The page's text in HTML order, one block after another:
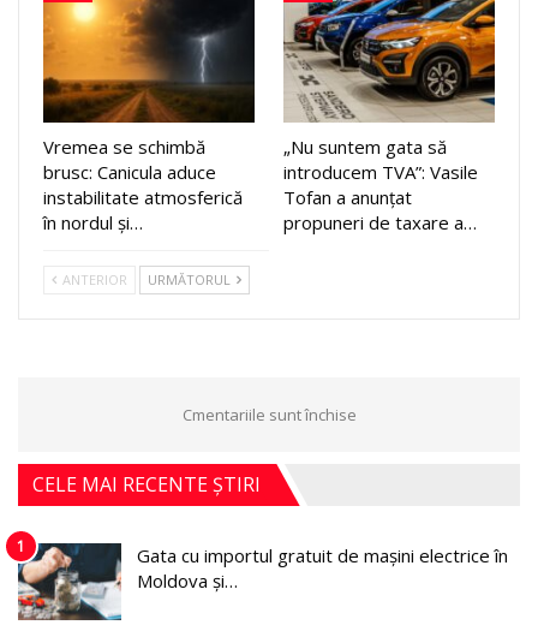
Vremea se schimbă
brusc: Canicula aduce
instabilitate atmosferică
în nordul și…
„Nu suntem gata să
introducem TVA”: Vasile
Tofan a anunțat
propuneri de taxare a…
ANTERIOR URMĂTORUL
Cmentariile sunt închise
CELE MAI RECENTE ȘTIRI
1
Gata cu importul gratuit de mașini electrice în
Moldova și…